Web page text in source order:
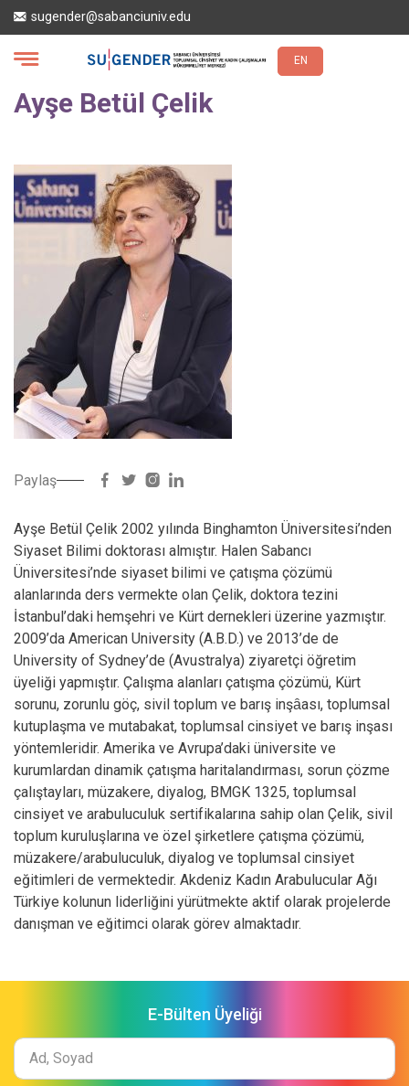
Ana
içeriğe
atla
sugender@sabanciuniv.edu
EN
Ayşe Betül Çelik
Paylaş
Ayşe Betül Çelik 2002 yılında Binghamton Üniversitesi’nden
Siyaset Bilimi doktorası almıştır. Halen Sabancı
Üniversitesi’nde siyaset bilimi ve çatışma çözümü
alanlarında ders vermekte olan Çelik, doktora tezini
İstanbul’daki hemşehri ve Kürt dernekleri üzerine yazmıştır.
2009’da American University (A.B.D.) ve 2013’de de
University of Sydney’de (Avustralya) ziyaretçi öğretim
üyeliği yapmıştır. Çalışma alanları çatışma çözümü, Kürt
sorunu, zorunlu göç, sivil toplum ve barış inşȃası, toplumsal
kutuplaşma ve mutabakat, toplumsal cinsiyet ve barış inşası
yöntemleridir. Amerika ve Avrupa’daki üniversite ve
kurumlardan dinamik çatışma haritalandırması, sorun çözme
çalıştayları, müzakere, diyalog, BMGK 1325, toplumsal
cinsiyet ve arabuluculuk sertifikalarına sahip olan Çelik, sivil
toplum kuruluşlarına ve özel şirketlere çatışma çözümü,
müzakere/arabuluculuk, diyalog ve toplumsal cinsiyet
eğitimleri de vermektedir. Akdeniz Kadın Arabulucular Ağı
Türkiye kolunun liderliğini yürütmekte aktif olarak projelerde
danışman ve eğitimci olarak görev almaktadır.
E-Bülten Üyeliği
Ad
Soyad